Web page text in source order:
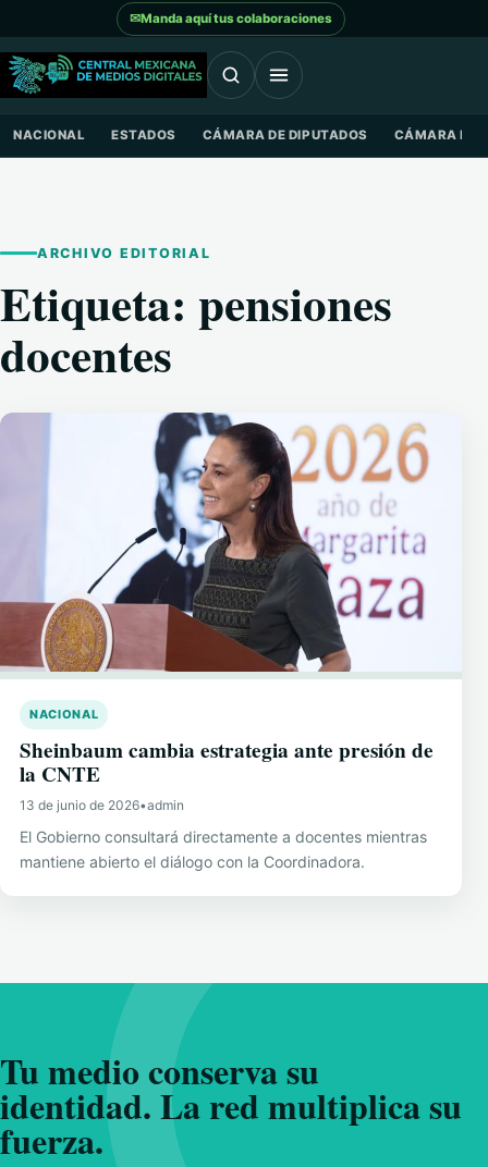
Saltar al contenido
✉Manda aquí tus colaboraciones
NACIONAL ESTADOS CÁMARA DE DIPUTADOS CÁMARA DE
ARCHIVO EDITORIAL
Etiqueta: pensiones
docentes
NACIONAL
Sheinbaum cambia estrategia ante presión de
la CNTE
13 de junio de 2026•admin
El Gobierno consultará directamente a docentes mientras
mantiene abierto el diálogo con la Coordinadora.
Tu medio conserva su
identidad. La red multiplica su
fuerza.